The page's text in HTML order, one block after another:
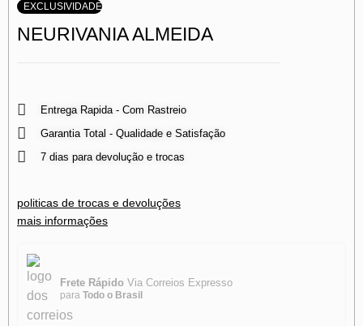
EXCLUSIVIDADE
NEURIVANIA ALMEIDA
Entrega Rapida - Com Rastreio
Garantia Total - Qualidade e Satisfação
7 dias para devolução e trocas
politicas de trocas e devoluções
mais informações
Frete Rápido Via Correios Expresso
para Todo o Brasil